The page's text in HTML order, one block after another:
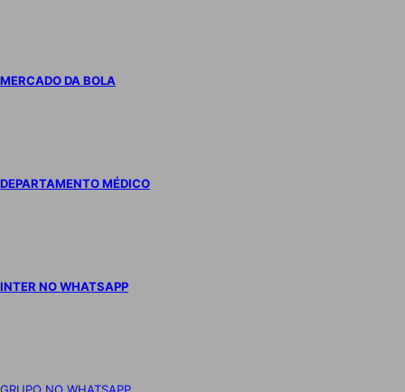
MERCADO DA BOLA
DEPARTAMENTO MÉDICO
INTER NO WHATSAPP